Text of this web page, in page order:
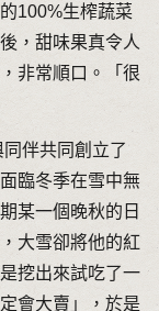
100%生榨蔬菜
，甜味果真令人
非常順口。「很
伴共同創立了
臨冬季在雪中無
某一個晚秋的日
大雪卻將他的紅
挖出來試吃了一
會大賣」，於是